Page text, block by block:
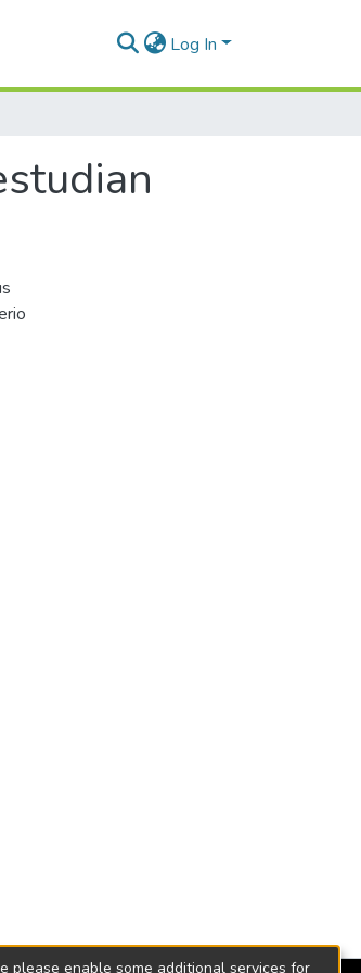
Log In
please enable some additional services for